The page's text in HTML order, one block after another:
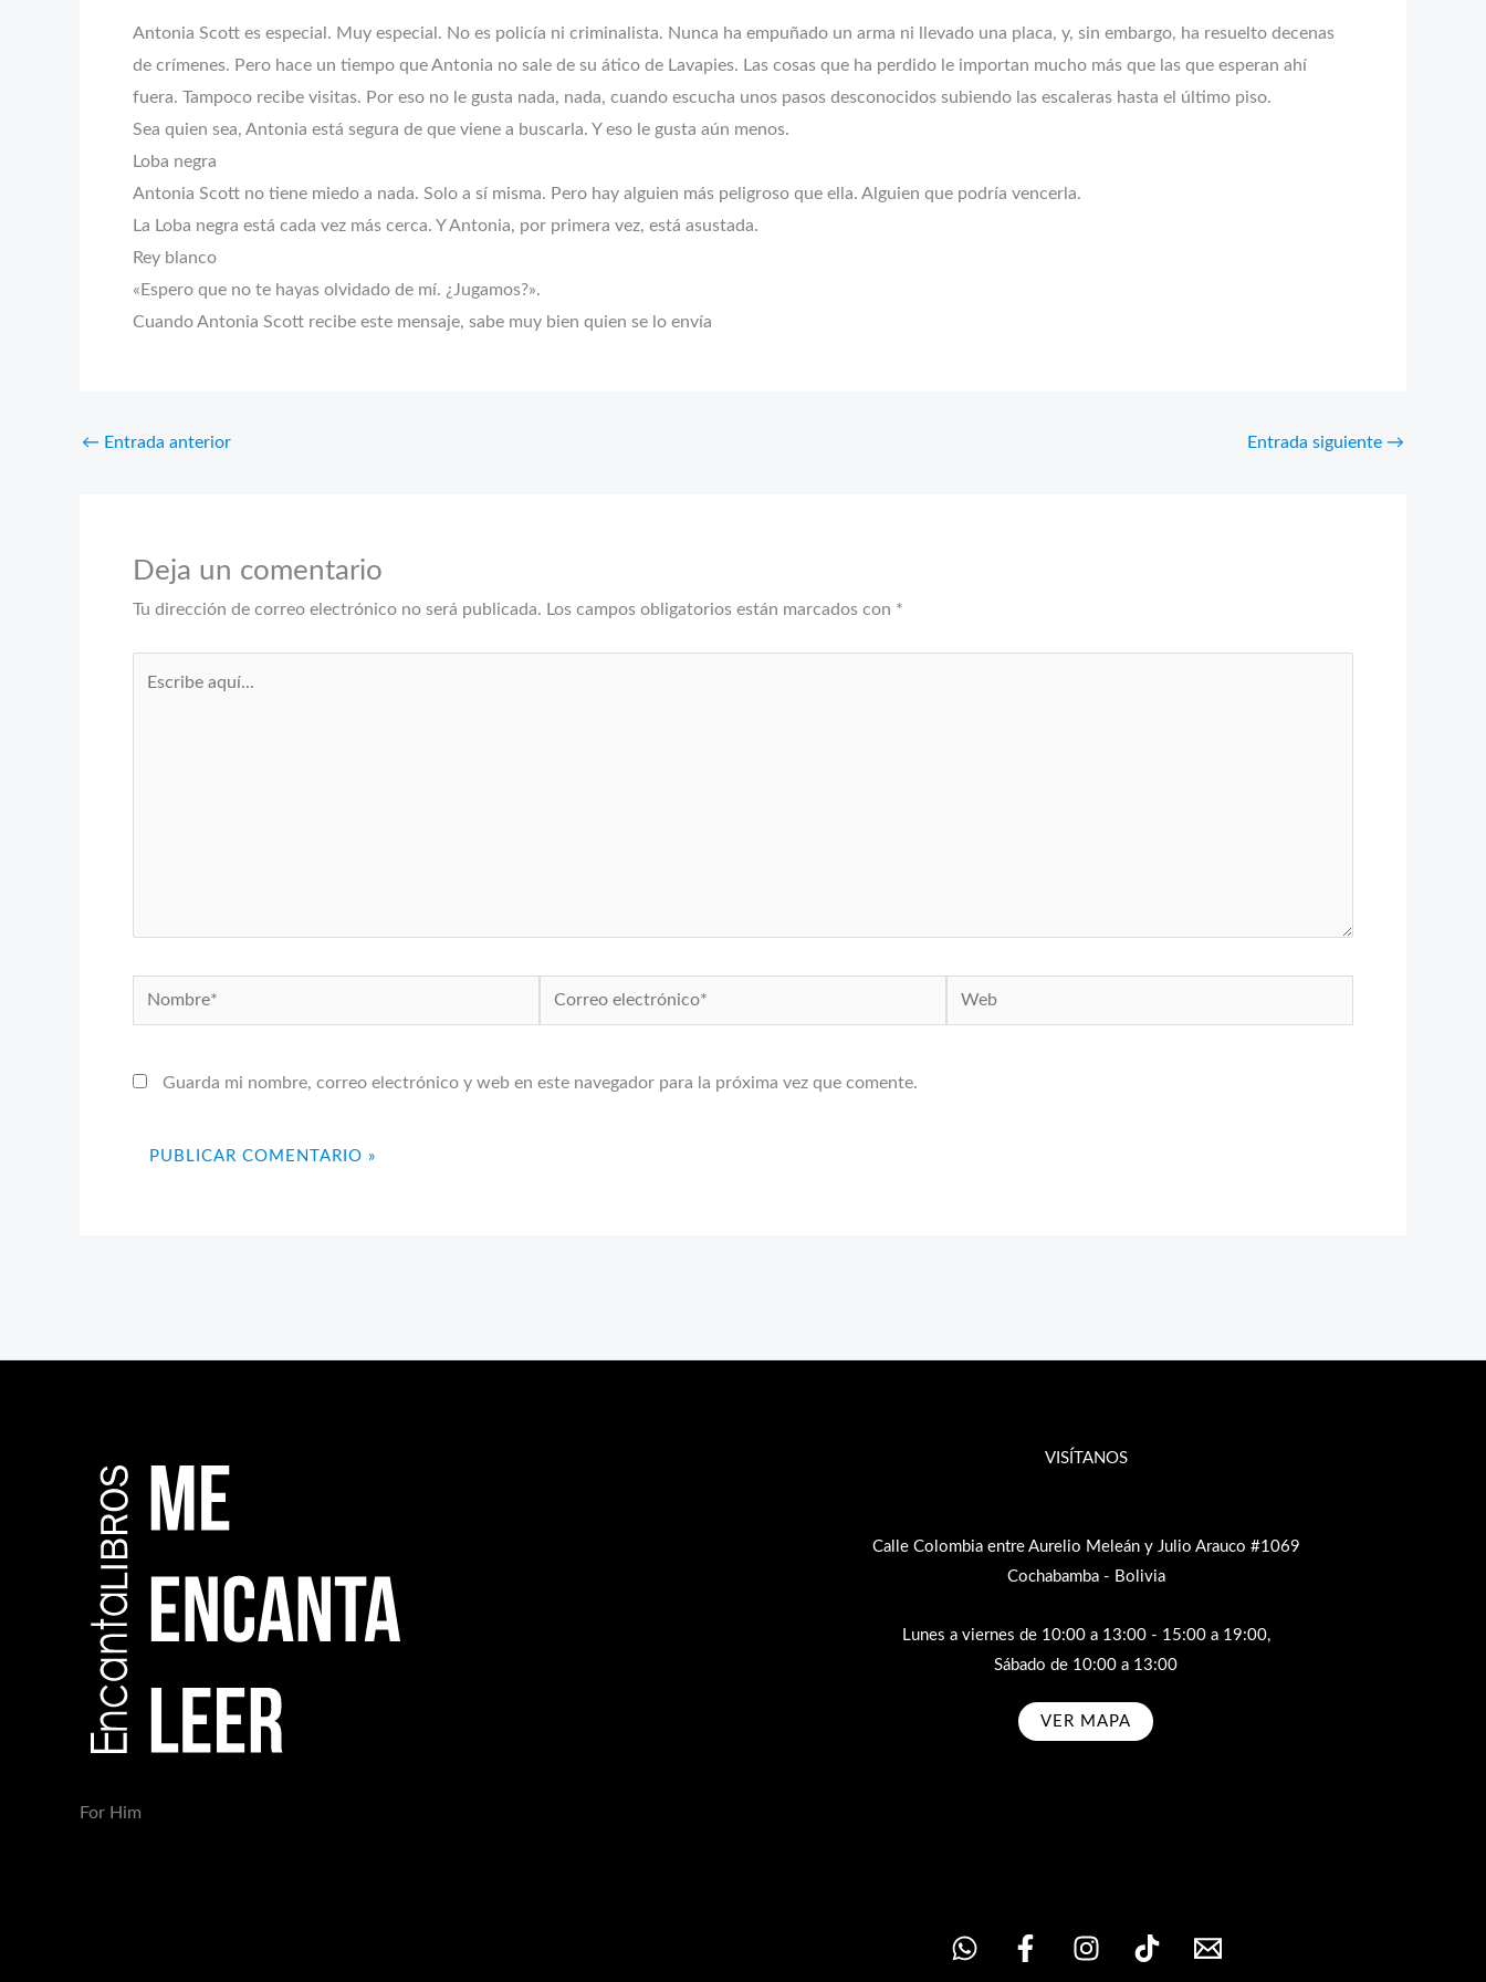
Antonia Scott es especial. Muy especial. No es policía ni criminalista. Nunca ha empuñado un arma ni llevado una placa, y, sin embargo, ha resuelto decenas
de crímenes. Pero hace un tiempo que Antonia no sale de su ático de Lavapies. Las cosas que ha perdido le importan mucho más que las que esperan ahí
fuera. Tampoco recibe visitas. Por eso no le gusta nada, nada, cuando escucha unos pasos desconocidos subiendo las escaleras hasta el último piso.
Sea quien sea, Antonia está segura de que viene a buscarla. Y eso le gusta aún menos.
Loba negra
Antonia Scott no tiene miedo a nada. Solo a sí misma. Pero hay alguien más peligroso que ella. Alguien que podría vencerla.
La Loba negra está cada vez más cerca. Y Antonia, por primera vez, está asustada.
Rey blanco
«Espero que no te hayas olvidado de mí. ¿Jugamos?».
Cuando Antonia Scott recibe este mensaje, sabe muy bien quien se lo envía
← Entrada anterior Entrada siguiente →
Deja un comentario
Tu dirección de correo electrónico no será publicada. Los campos obligatorios están marcados con *
Nombre*
Correo
electrónico*
Web
Guarda mi nombre, correo electrónico y web en este navegador para la próxima vez que comente.
For Him
VISÍTANOS
Calle Colombia entre Aurelio Meleán y Julio Arauco #1069
Cochabamba - Bolivia
Lunes a viernes de 10:00 a 13:00 - 15:00 a 19:00,
Sábado de 10:00 a 13:00
VER MAPA